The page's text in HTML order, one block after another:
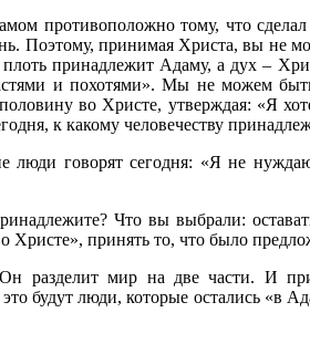
противоположно тому, что
Поэтому, принимая Христа, вы не
принадлежит Адаму, а дух –
и похотями». Мы не можем
во Христе, утверждая: «Я
к какому человечеству
говорят сегодня: «Я не
Что вы выбрали:
принять то, что было
разделит мир на две части. И
будут люди, которые остались «в